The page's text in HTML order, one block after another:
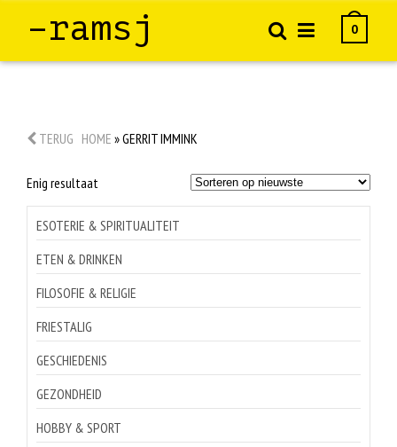
–ramsj 0
TERUG HOME »GERRIT IMMINK
Enig resultaat
ESOTERIE & SPIRITUALITEIT
ETEN & DRINKEN
FILOSOFIE & RELIGIE
FRIESTALIG
GESCHIEDENIS
GEZONDHEID
HOBBY & SPORT